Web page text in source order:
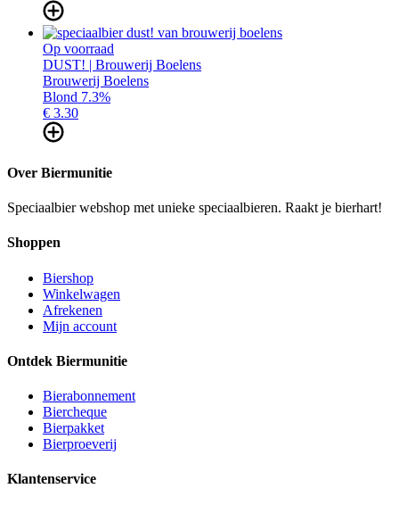
Op voorraad
DUST! | Brouwerij Boelens
Brouwerij Boelens
Blond 7.3%
€ 3.30
Over Biermunitie
Speciaalbier webshop met unieke speciaalbieren. Raakt je bierhart!
Shoppen
Biershop
Winkelwagen
Afrekenen
Mijn account
Ontdek Biermunitie
Bierabonnement
Biercheque
Bierpakket
Bierproeverij
Klantenservice